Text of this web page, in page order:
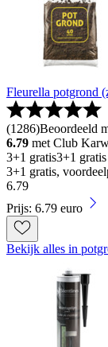
Fleurella potgrond
(1286)Beoordeeld
6.79 met Club
3+1 gratis3+1 gratis
3+1 gratis,
6.79
Prijs: 6.79 euro
Bekijk alles in